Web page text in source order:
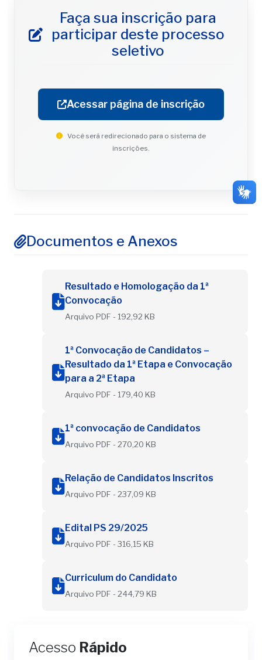
Faça sua inscrição para
participar deste processo
seletivo
Acessar página de inscrição
Você será redirecionado para o sistema de
inscrições.
Documentos e Anexos
Resultado e Homologação da 1ª
Convocação
Arquivo PDF - 192,92 KB
1ª Convocação de Candidatos –
Resultado da 1ª Etapa e Convocação
para a 2ª Etapa
Arquivo PDF - 179,40 KB
1ª convocação de Candidatos
Arquivo PDF - 270,20 KB
Relação de Candidatos Inscritos
Arquivo PDF - 237,09 KB
Edital PS 29/2025
Arquivo PDF - 316,15 KB
Curriculum do Candidato
Arquivo PDF - 244,79 KB
Acesso Rápido